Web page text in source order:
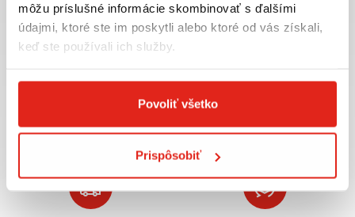
môžu príslušné informácie skombinovať s ďalšími
údajmi, ktoré ste im poskytli alebo ktoré od vás získali,
keď ste používali ich služby.
Povoliť všetko
Prispôsobiť
Najväčší výber moto
Doprava ZADARMO pre
objednávky nad 50€ v rámci